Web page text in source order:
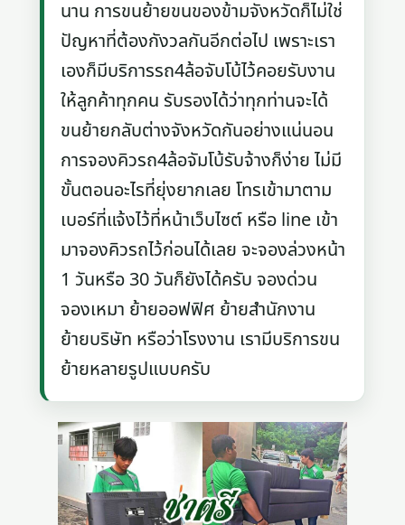
นาน การขนย้ายขนของข้ามจังหวัดก็ไม่ใช่
ปัญหาที่ต้องกังวลกันอีกต่อไป เพราะเรา
เองก็มีบริการรถ4ล้อจับโบ้ไว้คอยรับงาน
ให้ลูกค้าทุกคน รับรองได้ว่าทุกท่านจะได้
ขนย้ายกลับต่างจังหวัดกันอย่างแน่นอน
การจองคิวรถ4ล้อจัมโบ้รับจ้างก็ง่าย ไม่มี
ขั้นตอนอะไรที่ยุ่งยากเลย โทรเข้ามาตาม
เบอร์ที่แจ้งไว้ที่หน้าเว็บไซต์ หรือ line เข้า
มาจองคิวรถไว้ก่อนได้เลย จะจองล่วงหน้า
1 วันหรือ 30 วันก็ยังได้ครับ จองด่วน
จองเหมา ย้ายออฟฟิศ ย้ายสำนักงาน
ย้ายบริษัท หรือว่าโรงงาน เรามีบริการขน
ย้ายหลายรูปแบบครับ